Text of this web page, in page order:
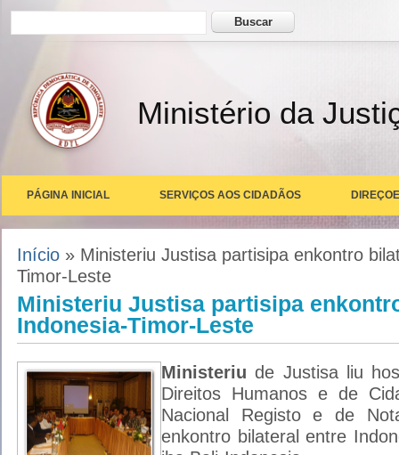
Formulário de busca Buscar
Ministério da
PÁGINA INICIAL SERVIÇOS AOS CIDADÃOS
Você está aqui
Início » Ministeriu Justisa partisipa enkontro
Timor-Leste
Ministeriu Justisa partisipa
Indonesia-Timor-Leste
Ministeriu de Justisa liu
Direitos Humanos e de
Nacional Registo e de
enkontro bilateral entre